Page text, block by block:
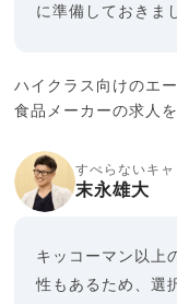
に準備しておきま
ハイクラス向けのエ
食品メーカーの求人
すべらないキ
末永雄大
キッコーマン以上
性もあるため、選